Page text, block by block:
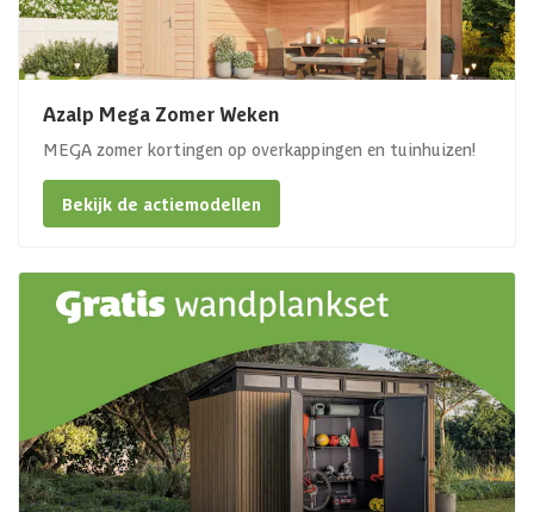
Azalp Mega Zomer Weken
MEGA zomer kortingen op overkappingen en tuinhuizen!
Bekijk de actiemodellen